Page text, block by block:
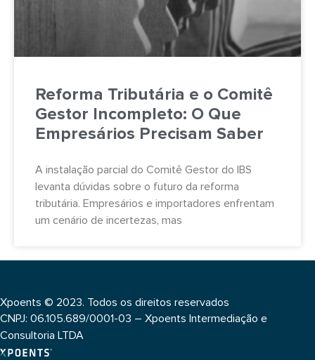
Reforma Tributária e o Comitê
Gestor Incompleto: O Que
Empresários Precisam Saber
A instalação parcial do Comitê Gestor do IBS
levanta dúvidas sobre o futuro da reforma
tributária. Empresários e importadores enfrentam
um cenário de incertezas, mas
Xpoents © 2023. Todos os direitos reservados
CNPJ: 06.105.689/0001-03 – Xpoents Intermediação e
Consultoria LTDA